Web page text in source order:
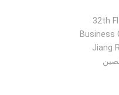
32th
Business
Jiang